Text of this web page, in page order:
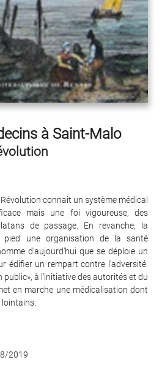
à Saint-Malo
connait un système médical
mais une foi vigoureuse, des
de passage. En revanche, la
une organisation de la santé
d'aujourd'hui que se déploie un
édifier un rempart contre l'adversité.
public», à l'initiative des autorités et du
en marche une médicalisation dont
lointains.
2019